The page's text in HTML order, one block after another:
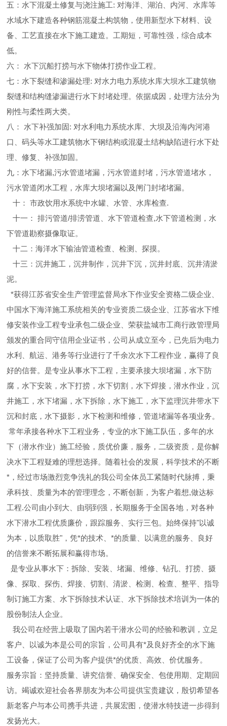
五：水下混凝土修复与浇注施工: 对海洋、湖泊、内河、水库等
水域水下建造各种钢筋混凝土构筑物，使用新型水下材料、设
备、工艺直接在水下施工建造。工期短，可靠性强，综合成本
低。
六： 水下沉船打捞与水下物体打捞作业工程。
七：水下裂缝和渗漏处理: 对水力电力系统水库大坝水工建筑物
裂缝和结构缝渗漏进行水下封堵处理。依据成因，处理方法分为
刚性与柔性两大类。
八： 水下补强加固: 对水利电力系统水库、大坝及沿海内河港
口、码头等水工建筑物水下钢结构或混凝土结构缺陷进行水下处
理、修复、补强加固。
九：水下堵漏,污水管道堵漏，污水管道封堵，污水管道堵水，
污水管道闭水工程，水库大坝堵漏以及闸门封堵堵漏。
十： 市政饮用水系统中水罐、水管、水库检查.
十一： 排污管道/排涝管道、水下管道检查,水下管道检测，水
下管道勘察摄像取证。
十二：海洋水下输油管道检查、检测、探摸。
十三：沉井施工，沉井制作，沉井下沉，沉井封底、沉井清淤
泥。
*获得江苏省安全生产管理监督局水下作业安全资格二级企业、
中国水下海洋施工系统相关的专业资质二级企业、江苏省水下维
修安装作业工程专业承包二级企业、荣获盐城市工商行政管理局
颁发的重合同守信用企业证书，公司从成立至今，已先后为电力
水利、航运、港务等行业进行了千余次水下工程作业，赢得了良
好的信誉。是专业从事水下工程，主要承接大坝堵漏，水下防
腐，水下安装，水下打捞，水下切割，水下焊接，潜水作业，沉
井施工，水下堵漏，水下拆除，水下施工，水下监理沉井带水下
沉和封底，水下摄影，水下检测和维修，管道堵漏等各项业务。
常年承接各种水下工程业务，专业的水下施工队伍，多年的水
下（潜水作业）施工经验，质优价廉，服务，二级资质，是你解
决水下工程疑难的理想选择。随着社会的发展，科学技术的不断
*，经过市场激烈竞争洗礼的我公司全体员工紧随时代脉搏，秉
承科技、质量为本的管理理念，不断创新，为客户着想,做达标
工程.公司由小到大、由弱到强，长期服务于全国各地，对各种
水下潜水工程优质廉价，跟踪服务、实行三包。始终保持"以诚
为本，以质取胜"，凭*的技术、*的质量、以满意的服务、良好
的信誉来不断拓展和赢得市场。
是专业从事水下：拆除、安装、堵漏、维修、钻孔、打捞、摄
像、探取、探伤、焊接、切割、清淤、检测、检查、整平、指导
制订施工方案、水下拆除技术认证、水下拆除技术培训为一体的
股份制法人企业。
我公司在经营上吸取了国内若干潜水公司的经验和教训，立足
客户、以诚为本是公司的宗旨，公司具有*及良好齐全的水下施
工设备，保证了公司为客户提供*的优质、高效、价优服务。
服务宗旨：坚持质量、讲究信誉、确保安全、包使用期、定期回
访。竭诚欢迎社会各界朋友为本公司提供宝贵建议，殷切希望各
新老客户与本公司携手共进，共展宏图，使潜水特技进一步得到
发扬光大。